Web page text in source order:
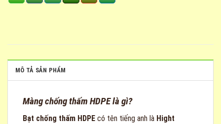
MÔ TẢ SẢN PHẨM
Màng chống thấm HDPE là gì?
Bạt chống thấm HDPE có tên tiếng anh là Hight